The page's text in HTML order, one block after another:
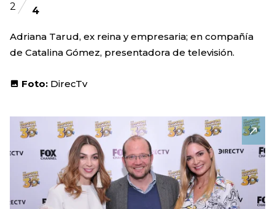
2 4
Adriana Tarud, ex reina y empresaria; en compañía
de Catalina Gómez, presentadora de televisión.
Foto: DirecTv